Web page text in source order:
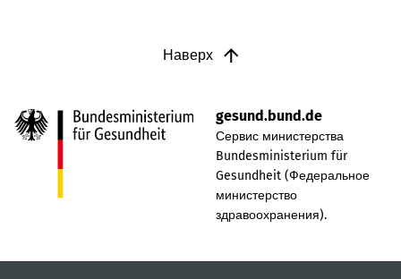
Наверх
gesund.bund.de
Сервис министерства
Bundesministerium für
Gesundheit (Федеральное
министерство
здравоохранения).